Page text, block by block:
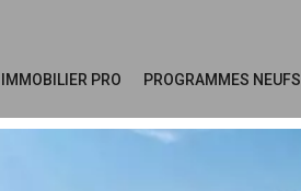
IMMOBILIER PRO PROGRAMMES NEUFS